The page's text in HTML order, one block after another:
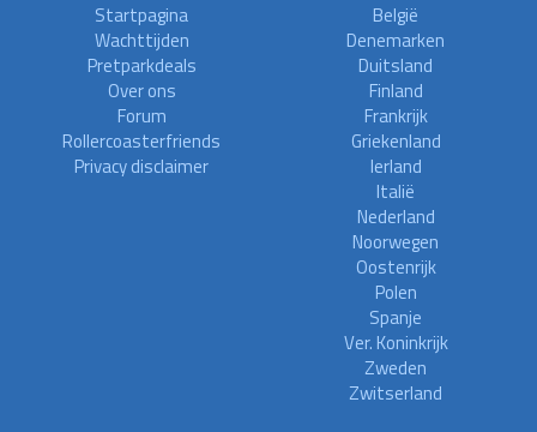
Startpagina
Wachttijden
Pretparkdeals
Over ons
Forum
Rollercoasterfriends
Privacy disclaimer
België
Denemarken
Duitsland
Finland
Frankrijk
Griekenland
Ierland
Italië
Nederland
Noorwegen
Oostenrijk
Polen
Spanje
Ver. Koninkrijk
Zweden
Zwitserland